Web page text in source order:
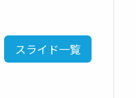
スライド一覧